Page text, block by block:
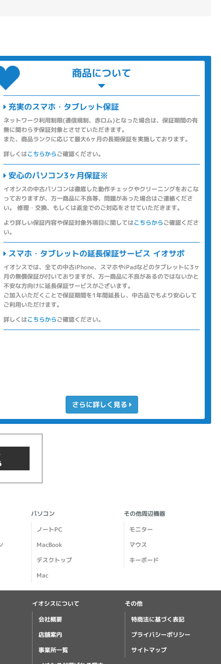
商品について
充実のスマホ・タブレット保証
ネットワーク利用制限(通信規制、赤ロム)となった場合は、保証期間の有
無に関わらず保証対象とさせていただきます。
また、商品ランクに応じて最大6ヶ月の長期保証を実施しております。
詳しくはこちらからご確認ください。
安心のパソコン3ヶ月保証※
イオシスの中古パソコンは徹底した動作チェックやクリーニングをおこな
っておりますが、万一商品に不良等、問題があった場合はご連絡くださ
い。 修理・交換、もしくは返金でのご対応をさせていただきます。
より詳しい保証内容や保証対象外項目に関してはこちらからご確認くださ
い。
スマホ・タブレットの延長保証サービス イオサポ
イオシスでは、全ての中古iPhone、スマホやiPadなどのタブレットに3ヶ
月の無償保証が付いておりますが、万一商品に不良があるのではないかと
不安な方向けに延長保証サービスがございます。
ご加入いただくことで保証期間を1年間延長し、中古品でもより安心して
ご利用いただけます。
詳しくはこちらからご確認ください。
さらに詳しく見る
パソコン
ノートPC
MacBook
デスクトップ
Mac
その他周辺機器
モニター
マウス
キーボード
イオシスについて
会社概要
店舗案内
事業所一覧
その他
特商法に基づく表記
プライバシーポリシー
サイトマップ
商品検索
クリア